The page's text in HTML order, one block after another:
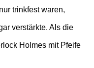
trinkfest waren,
verstärkte. Als die
Holmes mit Pfeife